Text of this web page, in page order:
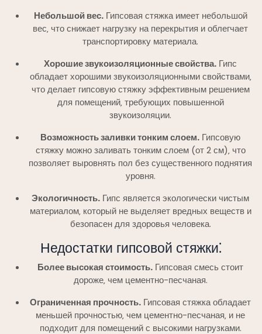
Небольшой вес.Гипсовая стяжка имеет небольшой
вес‚ что снижает нагрузку на перекрытия и облегчает
транспортировку материала.
Хорошие звукоизоляционные свойства. Гипс
обладает хорошими звукоизоляционными свойствами‚
что делает гипсовую стяжку эффективным решением
для помещений‚ требующих повышенной
звукоизоляции.
Возможность заливки тонким слоем. Гипсовую
стяжку можно заливать тонким слоем (от 2 см)‚ что
позволяет выровнять пол без существенного поднятия
уровня.
Экологичность. Гипс является экологически чистым
материалом‚ который не выделяет вредных веществ и
безопасен для здоровья человека.
Недостатки гипсовой стяжки⁚
Более высокая стоимость. Гипсовая смесь стоит
дороже‚ чем цементно-песчаная.
Ограниченная прочность. Гипсовая стяжка обладает
меньшей прочностью‚ чем цементно-песчаная‚ и не
подходит для помещений с высокими нагрузками.